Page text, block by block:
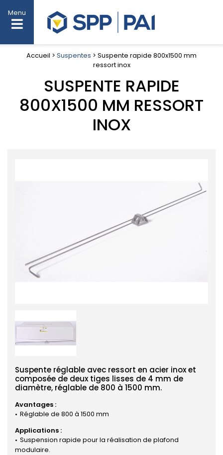
Menu
Accueil > Suspentes > Suspente rapide 800x1500 mm
ressort inox
SUSPENTE RAPIDE
800X1500 MM RESSORT
INOX
Suspente réglable avec ressort en acier inox et
composée de deux tiges lisses de 4 mm de
diamètre, réglable de 800 à 1500 mm.
Avantages :
Réglable de 800 à 1500 mm
Applications :
Suspension rapide pour la réalisation de plafond
modulaire.